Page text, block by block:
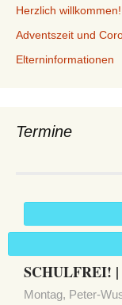
Herzlich willkommen!
Adventszeit und
Elterninformationen
Termine
SCHULFREI!
Montag, Peter-